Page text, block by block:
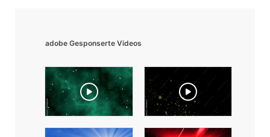
adobe Gesponserte Videos